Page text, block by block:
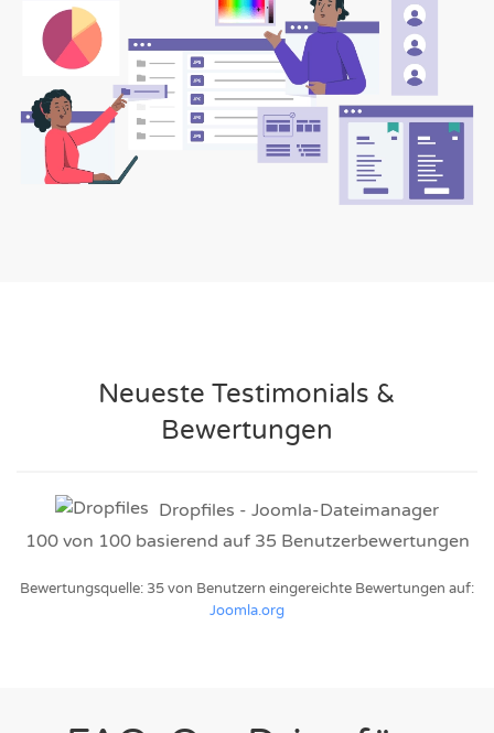
Neueste Testimonials &
Bewertungen
Dropfiles - Joomla-Dateimanager
100von 100basierend auf 35 Benutzerbewertungen
Bewertungsquelle: 35 von Benutzern eingereichte Bewertungen auf:
Joomla.org